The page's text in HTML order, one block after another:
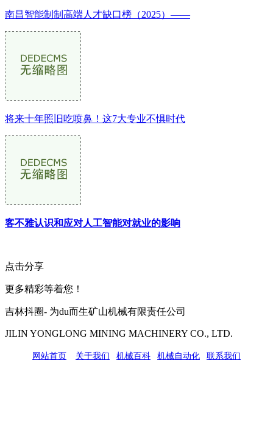
南昌智能制制高端人才缺口榜（2025）——
将来十年照旧吃喷鼻！这7大专业不惧时代
客不雅认识和应对人工智能对就业的影响
点击分享
更多精彩等着您！
吉林抖圈- 为du而生矿山机械有限责任公司
JILIN YONGLONG MINING MACHINERY CO., LTD.
网站首页 关于我们 机械百科 机械自动化 联系我们